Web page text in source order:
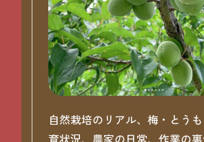
自然栽培のリアル、梅・とう
育状況、農家の日常、作業の